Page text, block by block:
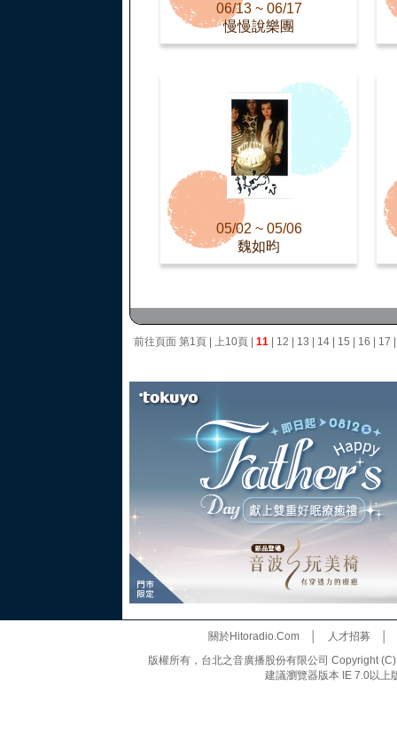
06/13 ~ 06/17
慢慢說樂團
05/02 ~ 05/06
魏如昀
前往頁面 第1頁 上10頁 11 12 13 14 15 16 17
關於Hitoradio.Com│ 人才招募
版權所有，台北之音廣播股份有限公司 Copyright
建議瀏覽器版本 IE 7.0以上